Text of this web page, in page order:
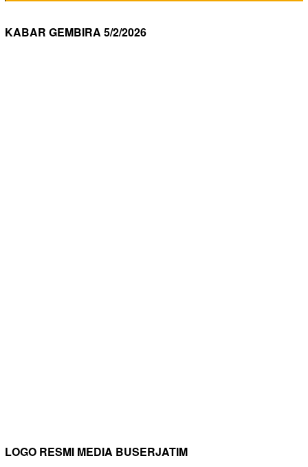
KABAR GEMBIRA 5/2/2026
LOGO RESMI MEDIA BUSERJATIM